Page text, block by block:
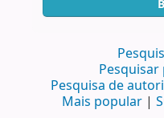
Pesquisa de
Mais popular